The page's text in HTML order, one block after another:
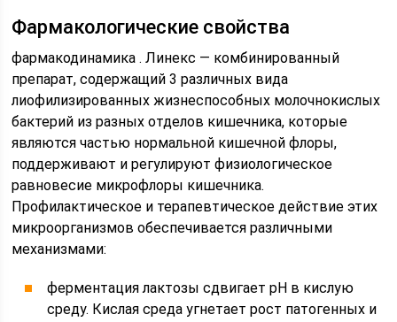
Фармакологические свойства
фармакодинамика . Линекс — комбинированный
препарат, содержащий 3 различных вида
лиофилизированных жизнеспособных молочнокислых
бактерий из разных отделов кишечника, которые
являются частью нормальной кишечной флоры,
поддерживают и регулируют физиологическое
равновесие микрофлоры кишечника.
Профилактическое и терапевтическое действие этих
микроорганизмов обеспечивается различными
механизмами:
ферментация лактозы сдвигает рН в кислую
среду. Кислая среда угнетает рост патогенных и